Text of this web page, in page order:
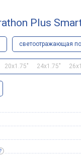
Plus
светоотражающая
20x1.75" 24x1.75"